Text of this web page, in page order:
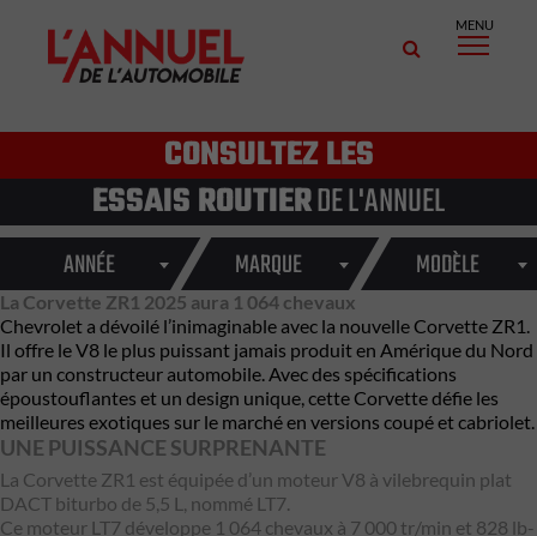
MENU
CONSULTEZ LES
ESSAIS ROUTIERDE L'ANNUEL
ANNÉE MARQUE MODÈLE
La Corvette ZR1 2025 aura 1 064 chevaux
Chevrolet a dévoilé l’inimaginable avec la nouvelle Corvette ZR1.
Il offre le V8 le plus puissant jamais produit en Amérique du Nord
par un constructeur automobile. Avec des spécifications
époustouflantes et un design unique, cette Corvette défie les
meilleures exotiques sur le marché en versions coupé et cabriolet.
UNE PUISSANCE SURPRENANTE
La Corvette ZR1 est équipée d’un moteur V8 à vilebrequin plat
DACT biturbo de 5,5 L, nommé LT7.
Ce moteur LT7 développe 1 064 chevaux à 7 000 tr/min et 828 lb-